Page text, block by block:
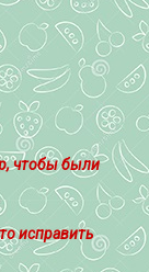
чтобы были
исправить